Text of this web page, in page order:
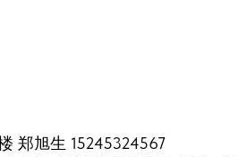
郑旭生 15245324567